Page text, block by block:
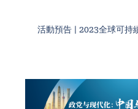
活動預告 | 2023全球可持